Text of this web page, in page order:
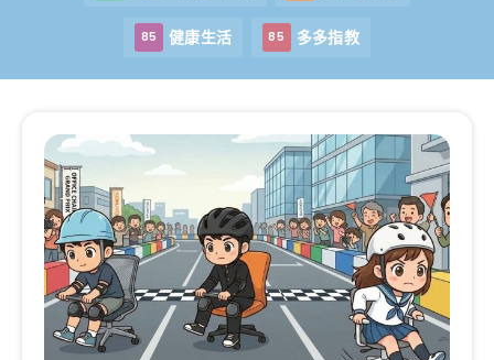
85 健康生活 85 多多指教